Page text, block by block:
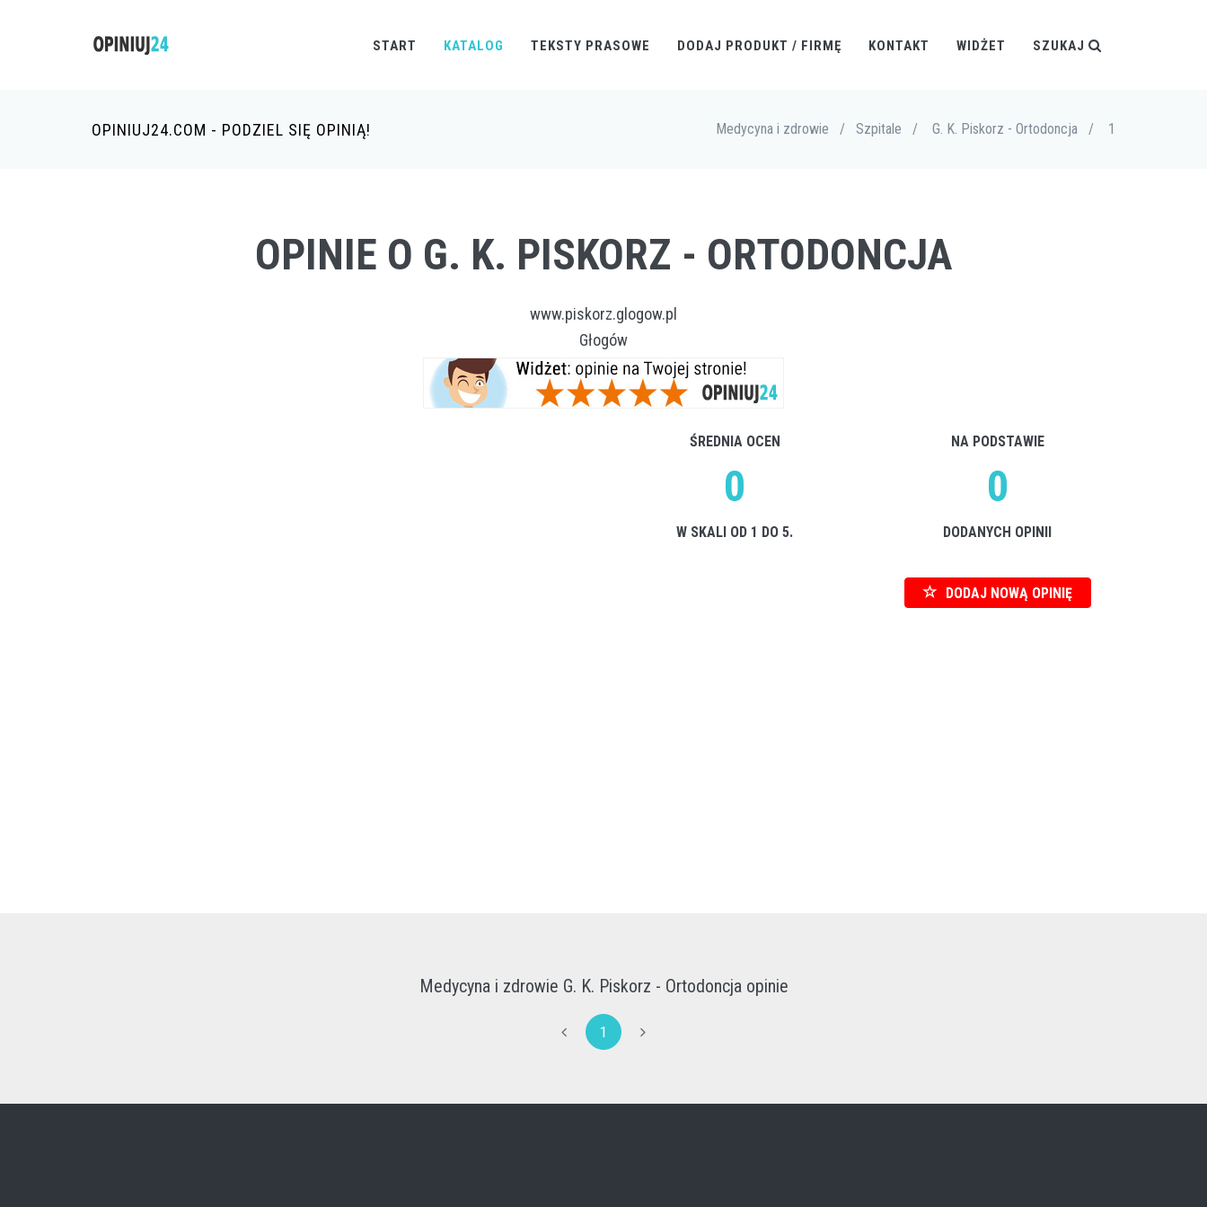
START KATALOG TEKSTY PRASOWE DODAJ PRODUKT / FIRMĘ KONTAKT WIDŻET SZUKAJ
OPINIUJ24.COM - PODZIEL SIĘ OPINIĄ! Medycyna i zdrowie / Szpitale / G. K. Piskorz - Ortodoncja / 1
OPINIE O G. K. PISKORZ - ORTODONCJA
www.piskorz.glogow.pl
Głogów
ŚREDNIA OCEN
0
W SKALI OD 1 DO 5.
NA PODSTAWIE
0
DODANYCH OPINII
DODAJ NOWĄ OPINIĘ
Medycyna i zdrowie G. K. Piskorz - Ortodoncja opinie
1